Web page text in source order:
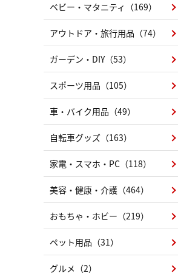
ベビー・マタニティ（169）
アウトドア・旅行用品（74）
ガーデン・DIY（53）
スポーツ用品（105）
車・バイク用品（49）
自転車グッズ（163）
家電・スマホ・PC（118）
美容・健康・介護（464）
おもちゃ・ホビー（219）
ペット用品（31）
グルメ（2）